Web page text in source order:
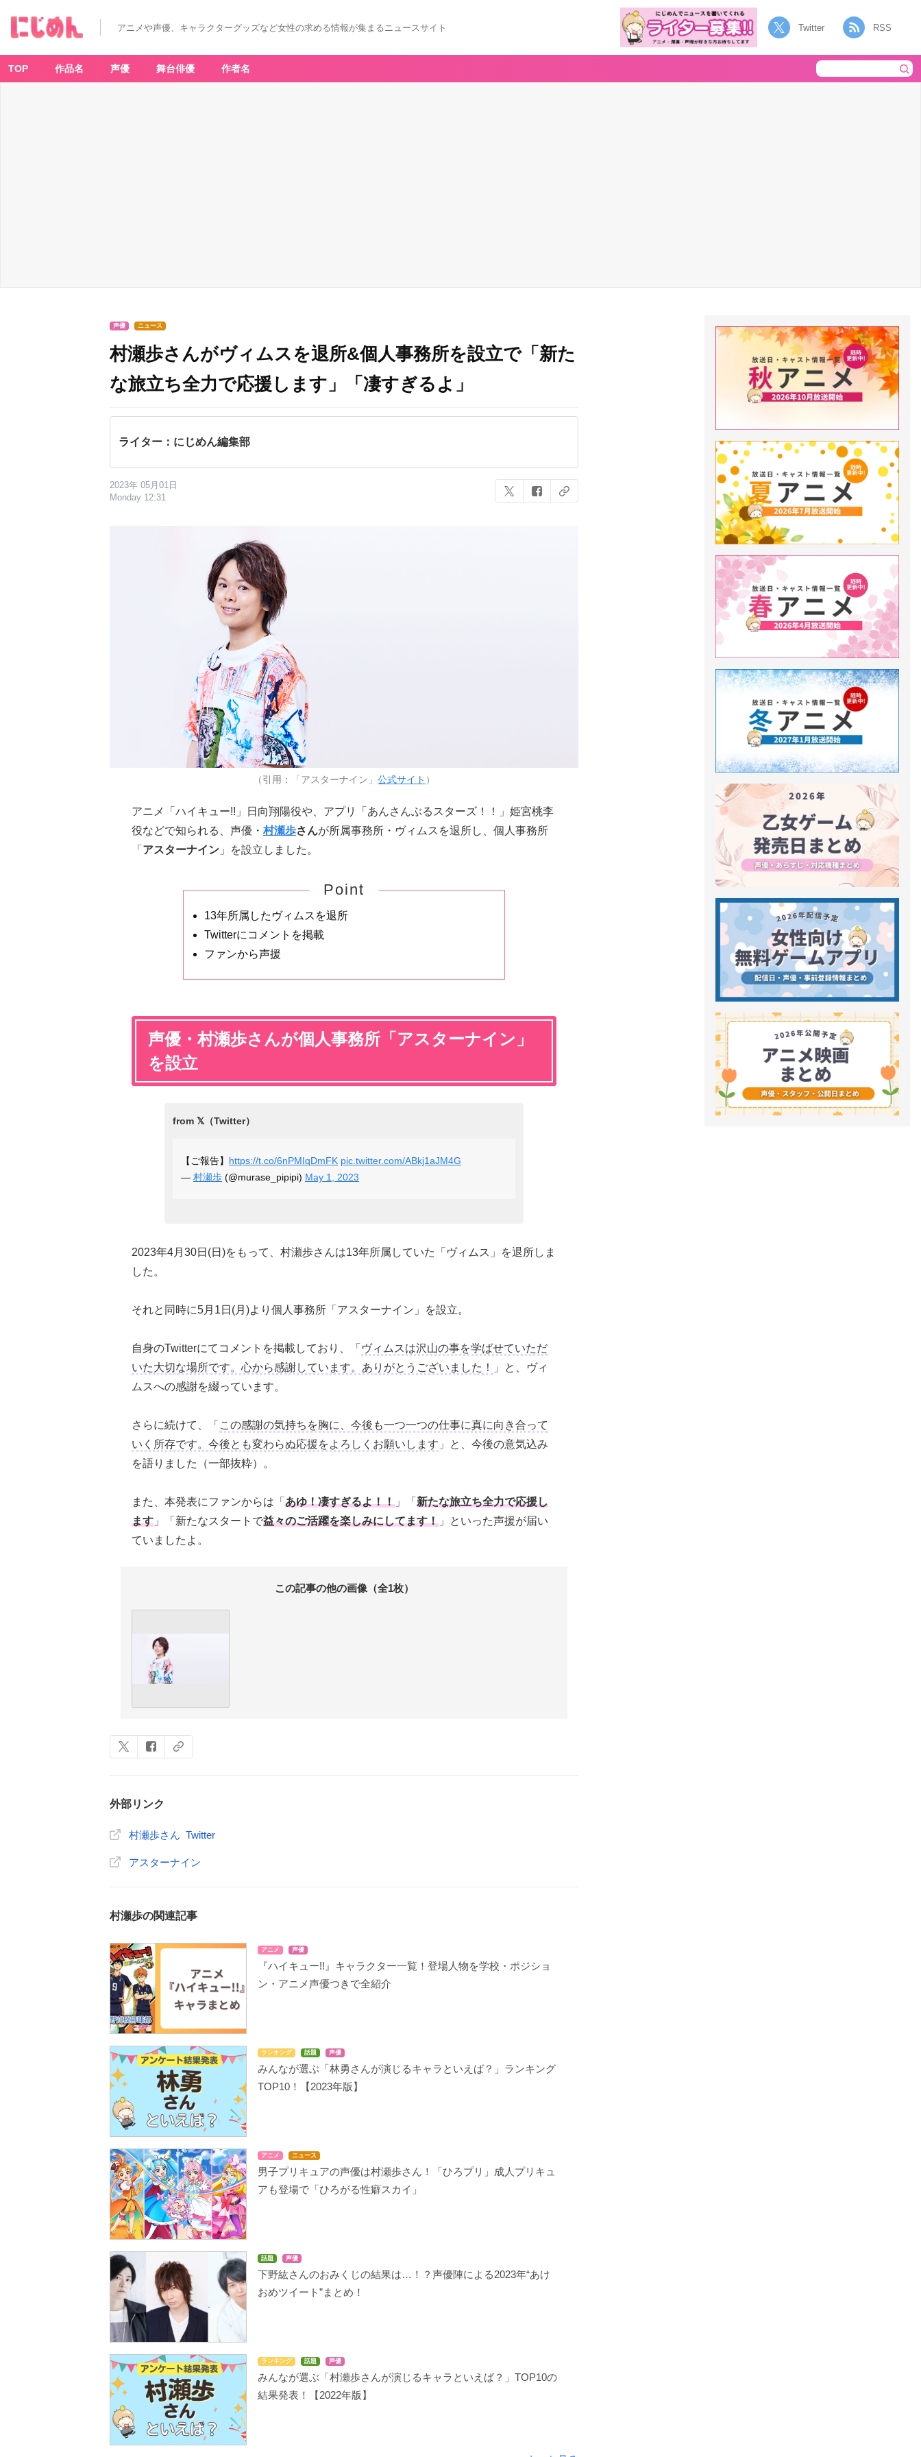
アニメや声優、キャラクターグッズなど女性の求める情報が集まるニュースサイト Twitter RSS
TOP 作品名 声優 舞台俳優 作者名
声優 ニュース
村瀬歩さんがヴィムスを退所&個人事務所を設立で「新た
な旅立ち全力で応援します」「凄すぎるよ」
ライター：にじめん編集部
2023年 05月01日
Monday 12:31
（引用：「アスターナイン」 公式サイト ）
アニメ「ハイキュー!!」日向翔陽役や、アプリ「あんさんぶるスターズ！！」姫宮桃李
役などで知られる、声優・村瀬歩さんが所属事務所・ヴィムスを退所し、個人事務所
「 アスターナイン 」を設立しました。
Point
13年所属したヴィムスを退所
Twitterにコメントを掲載
ファンから声援
声優・村瀬歩さんが個人事務所「 アスターナイン 」
を設立
【ご報告】 https://t.co/6nPMIqDmFK pic.twitter.com/ABkj1aJM4G
— 村瀬歩 (@murase_pipipi) May 1, 2023
2023年4月30日(日)をもって、村瀬歩さんは13年所属していた「ヴィムス」を退所しま
した。
それと同時に5月1日(月)より個人事務所「アスターナイン」を設立。
自身のTwitterにてコメントを掲載しており、「 ヴィムスは沢山の事を学ばせていただ
いた大切な場所です。心から感謝しています。ありがとうございました！
」と、ヴィ
ムスへの感謝を綴っています。
さらに続けて、「 この感謝の気持ちを胸に、今後も一つ一つの仕事に真に向き合って
いく所存です。今後とも変わらぬ応援をよろしくお願いします 」と、今後の意気込み
を語りました（一部抜粋）。
また、本発表にファンからは「 あゆ！凄すぎるよ！！ 」「 新たな旅立ち全力で応援し
ます 」「新たなスタートで益々のご活躍を楽しみにしてます！ 」といった声援が届い
ていましたよ。
この記事の他の画像（全1枚）
外部リンク
村瀬歩さん Twitter
アスターナイン
村瀬歩の関連記事
アニメ 声優
『ハイキュー!!』キャラクター一覧！登場人物を学校・ポジショ
ン・アニメ声優つきで全紹介
ランキング 話題 声優
みんなが選ぶ「林勇さんが演じるキャラといえば？」ランキング
TOP10！【2023年版】
アニメ ニュース
男子プリキュアの声優は村瀬歩さん！「ひろプリ」成人プリキュ
アも登場で「ひろがる性癖スカイ」
話題 声優
下野紘さんのおみくじの結果は…！？声優陣による2023年“あけ
おめツイート”まとめ！
ランキング 話題 声優
みんなが選ぶ「村瀬歩さんが演じるキャラといえば？」TOP10の
結果発表！【2022年版】